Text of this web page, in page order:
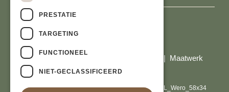
Al onze prijzen zijn incl. BTW
© Copyright 2026 Limburgs Bakwinkeltje | Maatwerk
website webmix
PRESTATIE
TARGETING
FUNCTIONEEL
NIET-GECLASSIFICEERD